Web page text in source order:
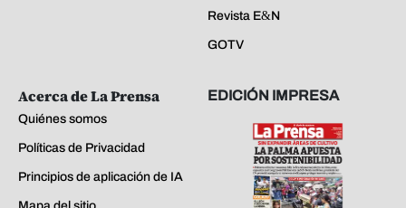
Revista E&N
GOTV
Acerca de La Prensa
Quiénes somos
Políticas de Privacidad
Principios de aplicación de IA
EDICIÓN IMPRESA